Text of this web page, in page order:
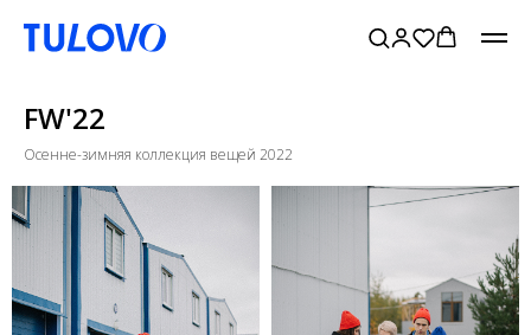
FW'22
Осенне-зимняя коллекция вещей 2022